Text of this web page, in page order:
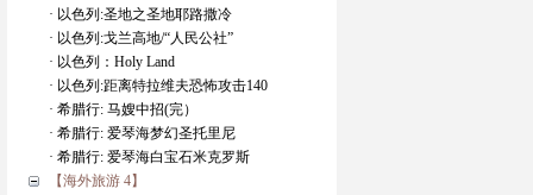
· 以色列:圣地之圣地耶路撒冷
· 以色列:戈兰高地/“人民公社”
· 以色列：Holy Land
· 以色列:距离特拉维夫恐怖攻击140
· 希腊行: 马嫂中招(完）
· 希腊行: 爱琴海梦幻圣托里尼
· 希腊行: 爱琴海白宝石米克罗斯
【海外旅游 4】